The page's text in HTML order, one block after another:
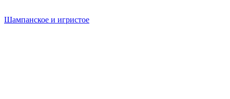
Шампанское и игристое